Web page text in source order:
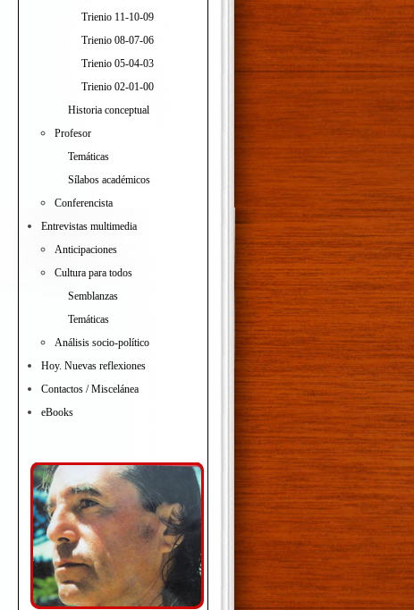
Trienio 11-10-09
Trienio 08-07-06
Trienio 05-04-03
Trienio 02-01-00
Historia conceptual
Profesor
Temáticas
Sílabos académicos
Conferencista
Entrevistas multimedia
Anticipaciones
Cultura para todos
Semblanzas
Temáticas
Análisis socio-político
Hoy. Nuevas reflexiones
Contactos / Miscelánea
eBooks